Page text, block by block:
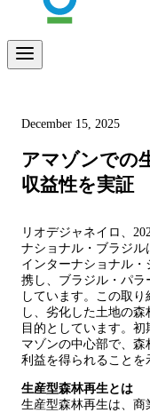
December 15, 2025
アマゾンでの
収益性を実証
リオデジャネイロ、
ナショナル・ブラジル
インターナショナル
携し、ブラジル・パ
しています。この取
し、劣化した土地の
目的としています。
マゾンの中心部で、
利益を得られることを
生産型森林再生とは
生産型森林再生は、商